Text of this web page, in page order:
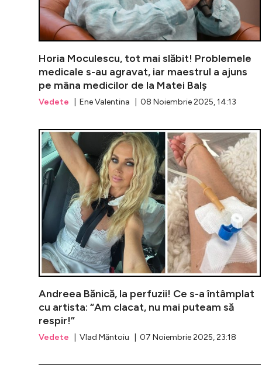
Horia Moculescu, tot mai slăbit! Problemele
medicale s-au agravat, iar maestrul a ajuns
pe mâna medicilor de la Matei Balș
Vedete | Ene Valentina | 08 Noiembrie 2025, 14:13
Andreea Bănică, la perfuzii! Ce s-a întâmplat
cu artista: “Am clacat, nu mai puteam să
respir!”
Vedete | Vlad Măntoiu | 07 Noiembrie 2025, 23:18